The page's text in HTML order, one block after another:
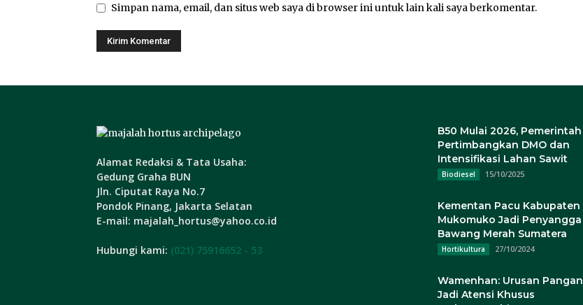
Simpan nama, email, dan situs web saya di browser ini untuk lain kali saya berkomentar.
Alamat Redaksi & Tata Usaha:
Gedung Graha BUN
Jln. Ciputat Raya No.7
Pondok Pinang, Jakarta Selatan
E-mail: majalah_hortus@yahoo.co.id
Hubungi kami: (021) 75916652 - 53
B50 Mulai 2026, Pemerintah
Pertimbangkan DMO dan
Intensifikasi Lahan Sawit
Biodiesel 15/10/2025
Kementan Pacu Kabupaten
Mukomuko Jadi Penyangga
Bawang Merah Sumatera
Hortikultura 27/10/2024
Wamenhan: Urusan Pangan
Jadi Atensi Khusus